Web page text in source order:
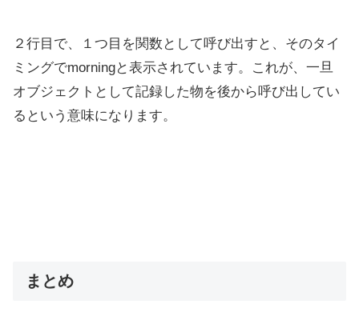
２行目で、１つ目を関数として呼び出すと、そのタイ
ミングでmorningと表示されています。これが、一旦
オブジェクトとして記録した物を後から呼び出してい
るという意味になります。
まとめ